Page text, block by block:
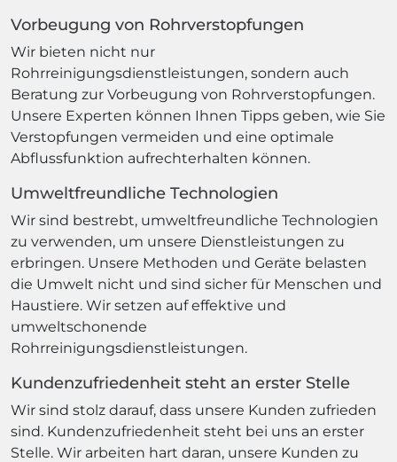
Vorbeugung von Rohrverstopfungen
Wir bieten nicht nur
Rohrreinigungsdienstleistungen, sondern auch
Beratung zur Vorbeugung von Rohrverstopfungen.
Unsere Experten können Ihnen Tipps geben, wie Sie
Verstopfungen vermeiden und eine optimale
Abflussfunktion aufrechterhalten können.
Umweltfreundliche Technologien
Wir sind bestrebt, umweltfreundliche Technologien
zu verwenden, um unsere Dienstleistungen zu
erbringen. Unsere Methoden und Geräte belasten
die Umwelt nicht und sind sicher für Menschen und
Haustiere. Wir setzen auf effektive und
umweltschonende
Rohrreinigungsdienstleistungen.
Kundenzufriedenheit steht an erster Stelle
Wir sind stolz darauf, dass unsere Kunden zufrieden
sind. Kundenzufriedenheit steht bei uns an erster
Stelle. Wir arbeiten hart daran, unsere Kunden zu